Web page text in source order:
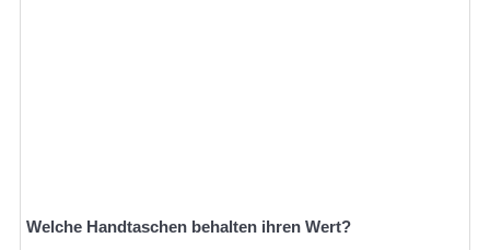
Welche Handtaschen behalten ihren Wert?